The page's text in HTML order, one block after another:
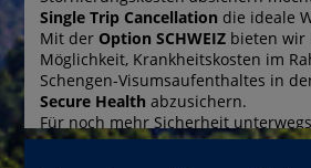
Single Trip Cancellation die ideale
Mit der Option SCHWEIZ bieten wir
Möglichkeit, Krankheitskosten im
Secure Health abzusichern.
Für noch mehr Sicherheit
bei Secure Rent CAR/Motorhome